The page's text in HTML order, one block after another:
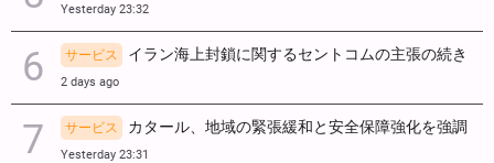
Yesterday 23:32
サービス イラン海上封鎖に関するセントコムの主張の続き
2 days ago
サービス カタール、地域の緊張緩和と安全保障強化を強調
Yesterday 23:31